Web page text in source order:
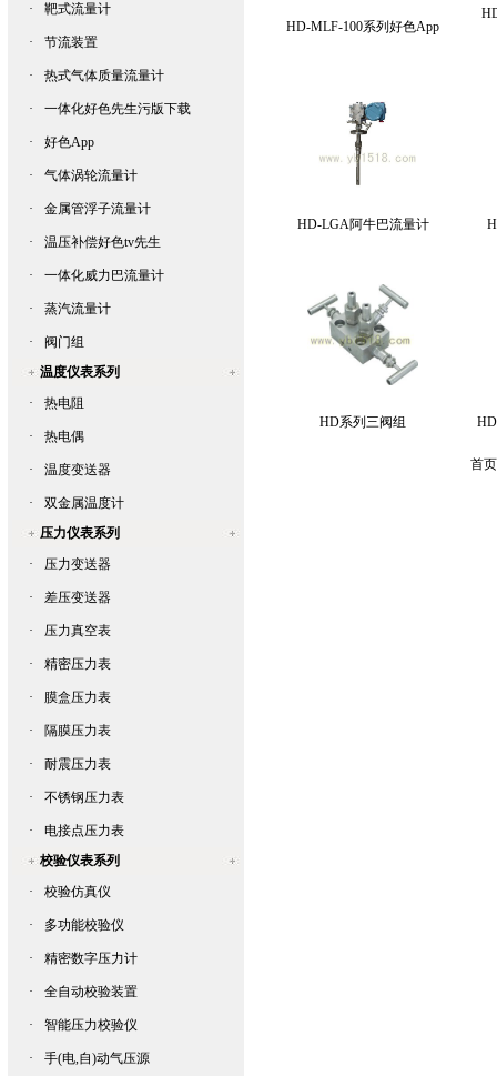
· 靶式流量计
· 节流装置
· 热式气体质量流量计
· 一体化好色先生污版下载
· 好色App
· 气体涡轮流量计
· 金属管浮子流量计
· 温压补偿好色tv先生
· 一体化威力巴流量计
· 蒸汽流量计
·
阀门组
温度仪表系列
·
热电阻
· 热电偶
· 温度变送器
·
双金属温度计
压力仪表系列
·
压力变送器
· 差压变送器
· 压力真空表
· 精密压力表
· 膜盒压力表
· 隔膜压力表
· 耐震压力表
· 不锈钢压力表
·
电接点压力表
校验仪表系列
·
校验仿真仪
· 多功能校验仪
· 精密数字压力计
· 全自动校验装置
· 智能压力校验仪
· 手(电,自)动气压源
HD-MLF-100系列好色App
HD-LGA阿牛巴流量计
HD系列三阀组
首